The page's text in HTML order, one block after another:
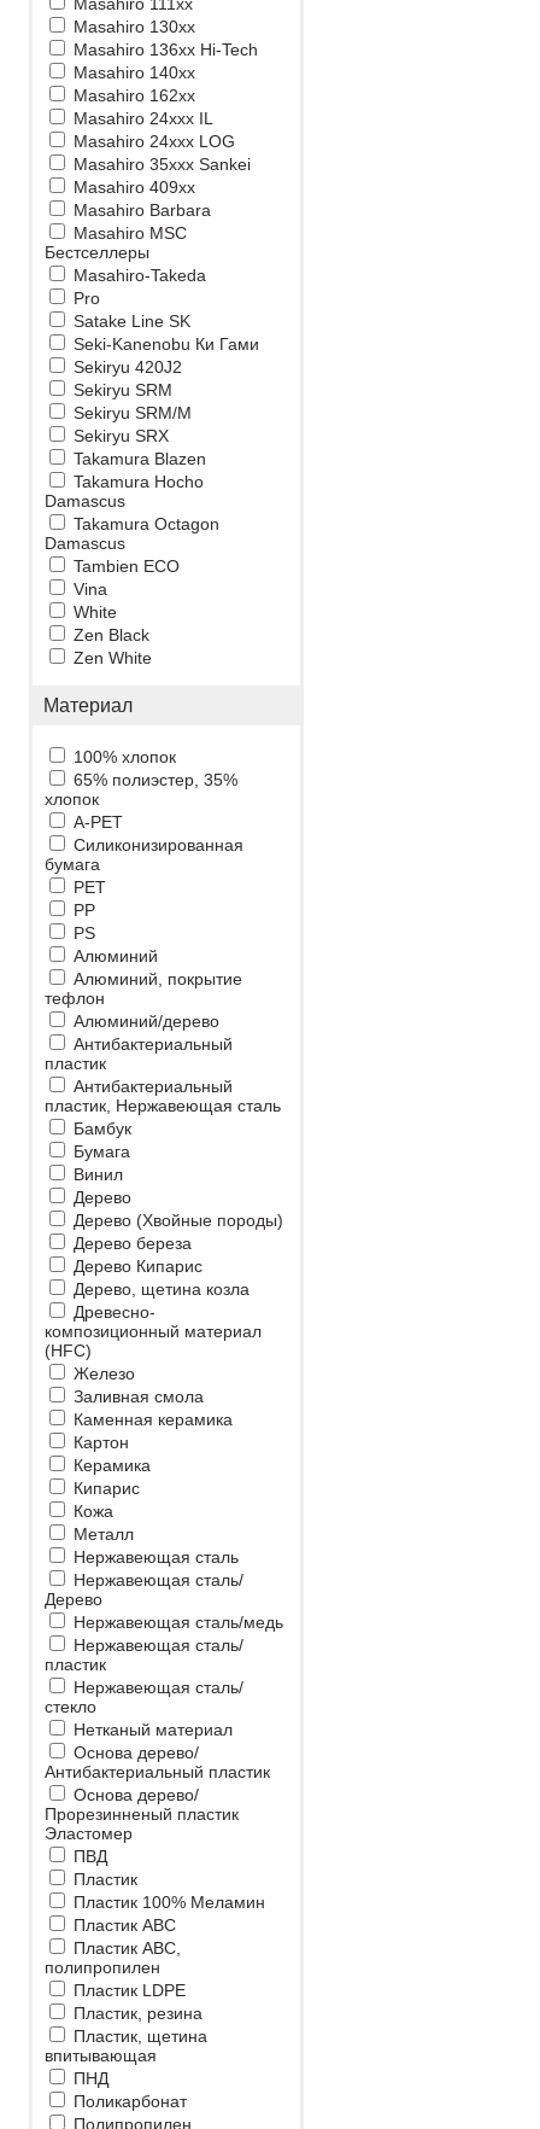
Masahiro 130xx
Masahiro 136xx Hi-Tech
Masahiro 140xx
Masahiro 162xx
Masahiro 24xxx IL
Masahiro 24xxx LOG
Masahiro 35xxx Sankei
Masahiro 409xx
Masahiro Barbara
Masahiro MSС
Бестселлеры
Masahiro-Takeda
Pro
Satake Line SK
Seki-Kanenobu Ки Гами
Sekiryu 420J2
Sekiryu SRM
Sekiryu SRM/M
Sekiryu SRX
Takamura Blazen
Takamura Hocho
Damascus
Takamura Octagon
Damascus
Tambien ECO
Vina
White
Zen Black
Zen White
Материал
100% хлопок
65% полиэстер, 35%
хлопок
A-PET
Cиликонизированная
бумага
PET
PP
PS
Алюминий
Алюминий, покрытие
тефлон
Алюминий/дерево
Антибактериальный
пластик
Антибактериальный
пластик, Нержавеющая сталь
Бамбук
Бумага
Винил
Дерево
Дерево (Хвойные породы)
Дерево береза
Дерево Кипарис
Дерево, щетина козла
Древесно-
композиционный материал
(HFC)
Железо
Заливная смола
Каменная керамика
Картон
Керамика
Кипарис
Кожа
Металл
Нержавеющая сталь
Нержавеющая сталь/
Дерево
Нержавеющая сталь/медь
Нержавеющая сталь/
пластик
Нержавеющая сталь/
стекло
Нетканый материал
Основа дерево/
Антибактериальный пластик
Основа дерево/
Прорезинненый пластик
Эластомер
ПВД
Пластик
Пластик 100% Меламин
Пластик ABC
Пластик ABC,
полипропилен
Пластик LDPE
Пластик, резина
Пластик, щетина
впитывающая
ПНД
Поликарбонат
Полипропилен